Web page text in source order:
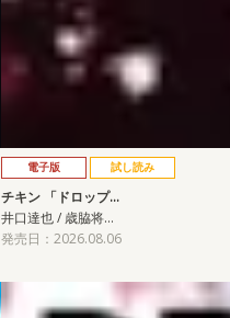
電子版 試し読み
チキン 「ドロップ…
井口達也 / 歳脇将…
発売日：2026.08.06